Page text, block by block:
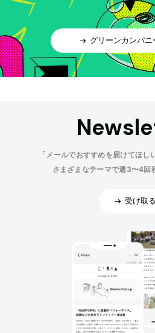
グリーンカンパニ
「メールでおすすめを届けてほし
さまざまなテーマで週3〜4回
受け取る